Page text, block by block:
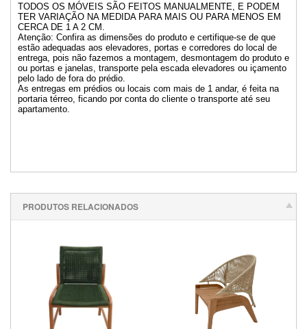
TODOS OS MÓVEIS SÃO FEITOS MANUALMENTE, E PODEM
TER VARIAÇÃO NA MEDIDA PARA MAIS OU PARA MENOS EM
CERCA DE 1 A 2 CM.
Atenção: Confira as dimensões do produto e certifique-se de que
estão adequadas aos elevadores, portas e corredores do local de
entrega, pois não fazemos a montagem, desmontagem do produto e
ou portas e janelas, transporte pela escada elevadores ou içamento
pelo lado de fora do prédio.
As entregas em prédios ou locais com mais de 1 andar, é feita na
portaria térreo, ficando por conta do cliente o transporte até seu
apartamento.
PRODUTOS RELACIONADOS